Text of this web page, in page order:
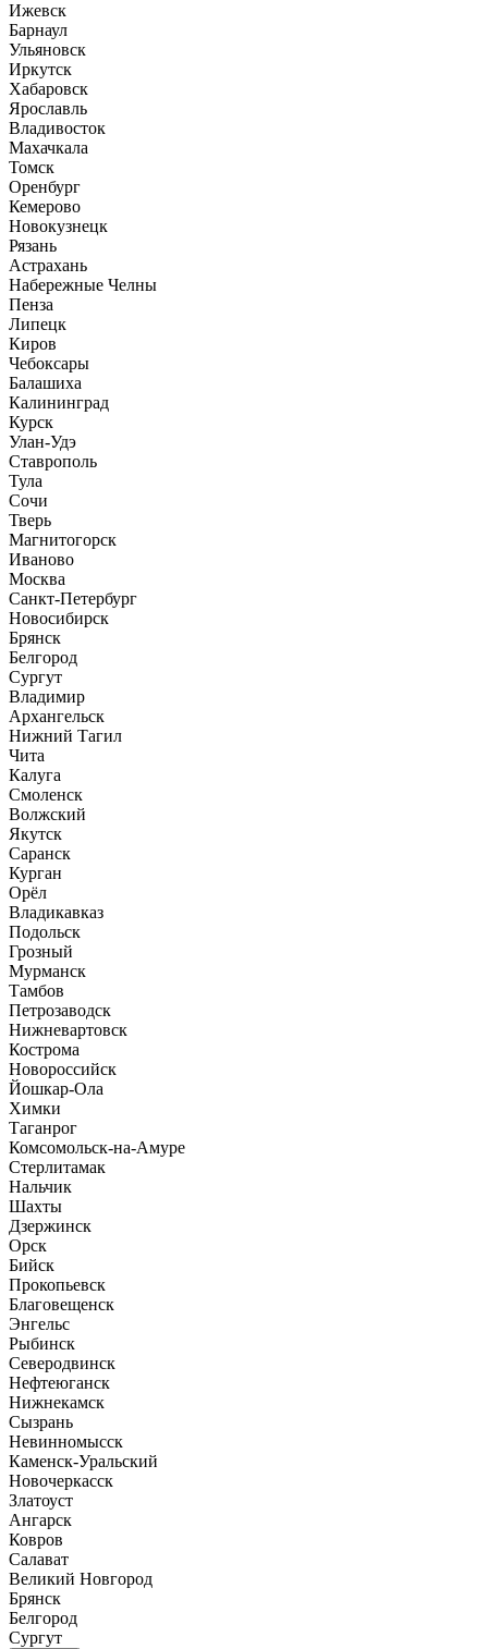
Ижевск
Барнаул
Ульяновск
Иркутск
Хабаровск
Ярославль
Владивосток
Махачкала
Томск
Оренбург
Кемерово
Новокузнецк
Рязань
Астрахань
Набережные Челны
Пенза
Липецк
Киров
Чебоксары
Балашиха
Калининград
Курск
Улан-Удэ
Ставрополь
Тула
Сочи
Тверь
Магнитогорск
Иваново
Москва
Санкт-Петербург
Новосибирск
Брянск
Белгород
Сургут
Владимир
Архангельск
Нижний Тагил
Чита
Калуга
Смоленск
Волжский
Якутск
Саранск
Курган
Орёл
Владикавказ
Подольск
Грозный
Мурманск
Тамбов
Петрозаводск
Нижневартовск
Кострома
Новороссийск
Йошкар-Ола
Химки
Таганрог
Комсомольск-на-Амуре
Стерлитамак
Нальчик
Шахты
Дзержинск
Орск
Бийск
Прокопьевск
Благовещенск
Энгельс
Рыбинск
Северодвинск
Нефтеюганск
Нижнекамск
Сызрань
Невинномысск
Каменск-Уральский
Новочеркасск
Златоуст
Ангарск
Ковров
Салават
Великий Новгород
Брянск
Белгород
Сургут